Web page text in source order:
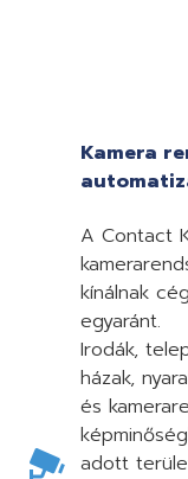
Kamera
A Contact
kínálnak
egyaránt.
Irodák,
házak,
és
adott